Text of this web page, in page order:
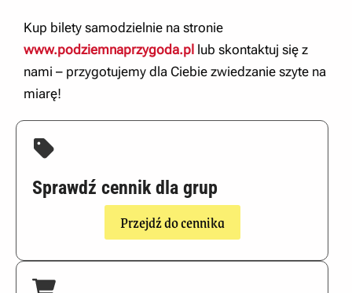
Kup bilety samodzielnie na stronie
www.podziemnaprzygoda.pl lub skontaktuj się z
nami – przygotujemy dla Ciebie zwiedzanie szyte na
miarę!
Sprawdź cennik dla grup
Przejdź do cennika